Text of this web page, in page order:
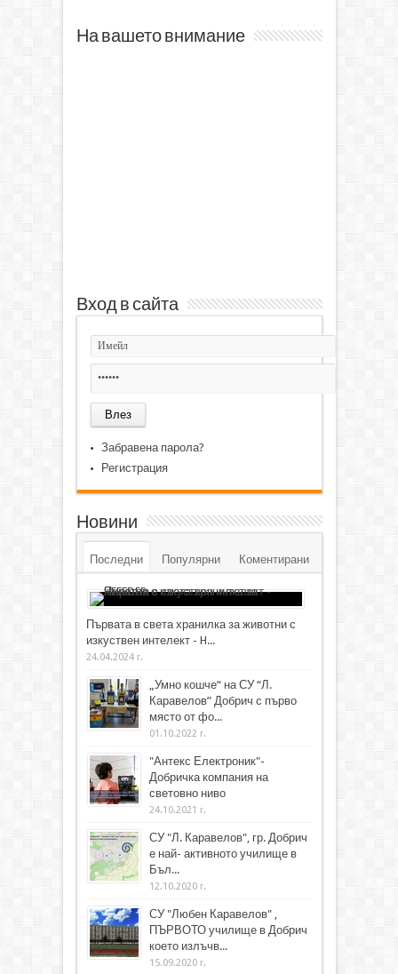
На вашето внимание
Вход в сайта
Забравена парола?
Регистрация
Новини
Последни Популярни Коментирани
Първата в света хранилка за животни с
изкуствен интелект - H...
24.04.2024 г.
„Умно кошче“ на СУ “Л.
Каравелов” Добрич с първо
място от фо...
01.10.2022 г.
"Антекс Електроник"-
Добричка компания на
световно ниво
24.10.2021 г.
СУ "Л. Каравелов", гр. Добрич
е най- активното училище в
Бъл...
12.10.2020 г.
СУ "Любен Каравелов" ,
ПЪРВОТО училище в Добрич
което излъчв...
15.09.2020 г.